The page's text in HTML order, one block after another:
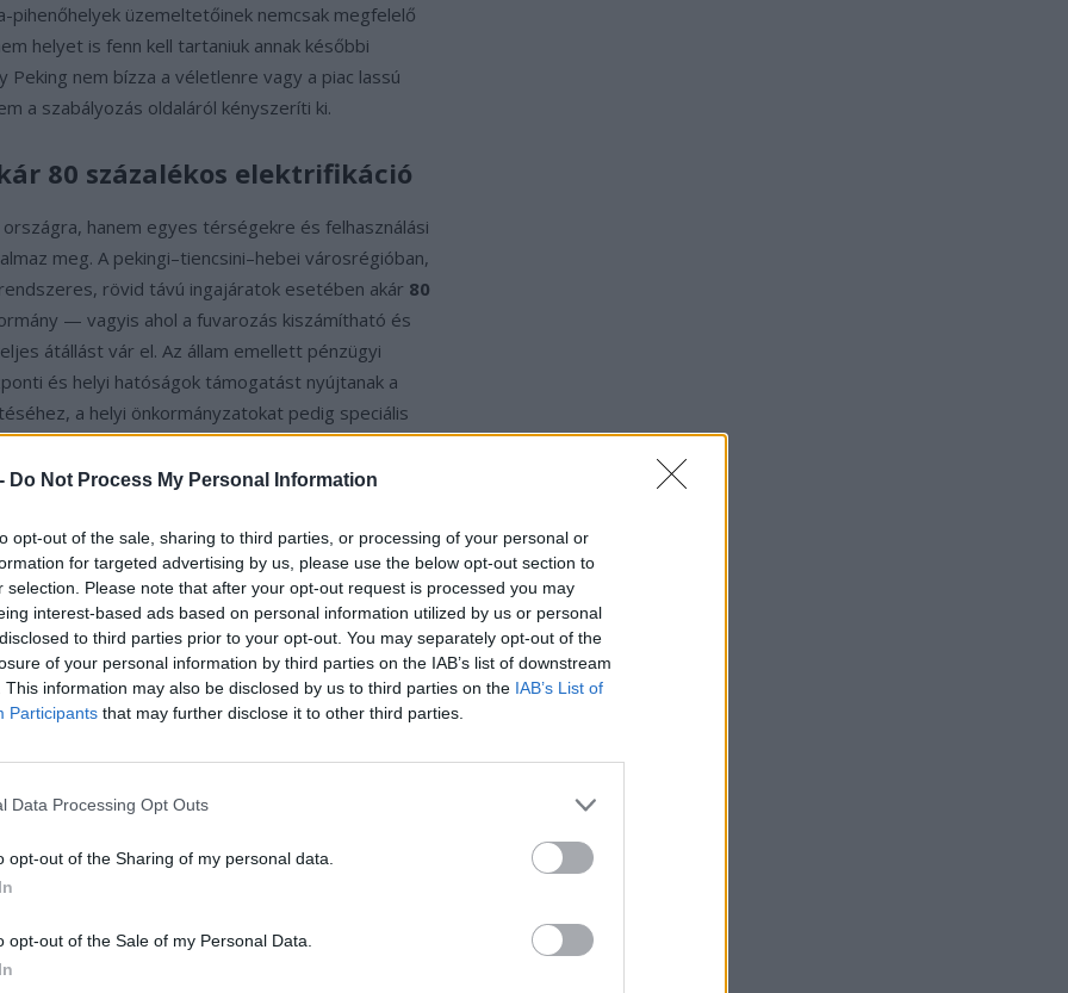
Do Not Process My Personal Information
opt-out of the sale, sharing to third parties, or processing of your personal or
for targeted advertising by us, please use the below opt-out section to
selection. Please note that after your opt-out request is processed you may
interest-based ads based on personal information utilized by us or personal
to third parties prior to your opt-out. You may separately opt-out of the
of your personal information by third parties on the IAB’s list of downstream
This information may also be disclosed by us to third parties on the IAB’s List of
Participants that may further disclose it to other third parties.
Data Processing Opt Outs
opt-out of the Sharing of my personal data.
opt-out of the Sale of my Personal Data.
üzemeltetőinek nemcsak megfelelő
helyet is fenn kell tartaniuk annak későbbi
nem bízza a véletlenre vagy a piac lassú
a szabályozás oldaláról kényszeríti ki.
80 százalékos elektrifikáció
hanem egyes térségekre és felhasználási
meg. A pekingi–tiencsini–hebei városrégióban,
rövid távú ingajáratok esetében akár 80
— vagyis ahol a fuvarozás kiszámítható és
átállást vár el. Az állam emellett pénzügyi
és helyi hatóságok támogatást nyújtanak a
a helyi önkormányzatokat pedig speciális
Külön figyelmet érdemel, hogy a program
a jármű és az akkumulátor tulajdonjogának
ami érdemben csökkentheti az elektromos
környezet további finomítását is kilátásba
előnye már most
Kína már ma tart. A CN EV Post adatai szerint 2025-
teherautót értékesítettek az országban, ami éves
torzította a decemberi támogatási határidő miatti
aránya egészen
még az éves átlag is olyan szint, amelyet a világon
a mostani 1,6 milliós célt felépítik.